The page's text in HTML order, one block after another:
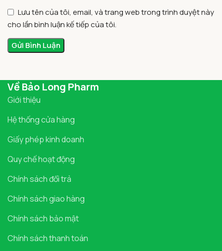
Lưu tên của tôi, email, và trang web trong trình duyệt này
cho lần bình luận kế tiếp của tôi.
Về Bảo Long Pharm
Giới thiệu
Hệ thống cửa hàng
Giấy phép kinh doanh
Quy chế hoạt động
Chính sách đổi trả
Chính sách giao hàng
Chính sách bảo mật
Chính sách thanh toán